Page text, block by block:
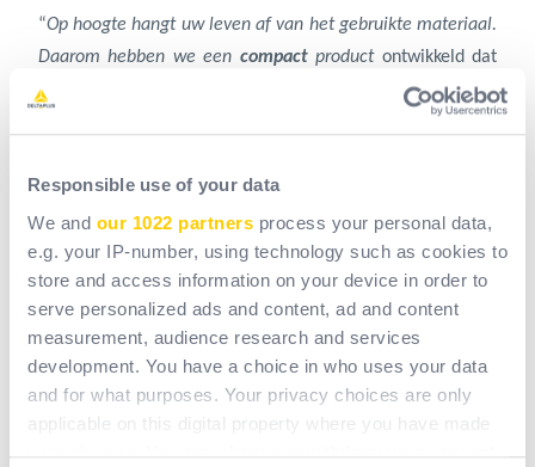
Responsible use of your data
We and our 1022 partners process your personal data,
e.g. your IP-number, using technology such as cookies to
store and access information on your device in order to
serve personalized ads and content, ad and content
measurement, audience research and services
development. You have a choice in who uses your data
and for what purposes. Your privacy choices are only
applicable on this digital property where you have made
“Op hoogte hangt uw leven af van het gebruikte materiaal.
Daarom hebben we een compactproduct ontwikkeld dat
eenvoudig
maximale veiligheidvoor de
internationale referentie voor
werkzaamheden op hoogte.
Naast zijntechnische expertise enzijn breed assortiment aan
permanente valbeveiligingssystemen, zet Delta Plus zich ook in